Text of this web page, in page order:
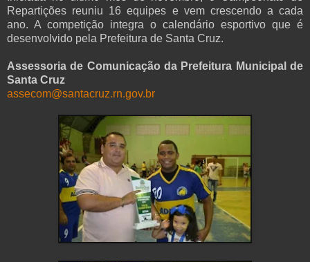
Repartições reuniu 16 equipes e vem crescendo a cada
ano. A competição integra o calendário esportivo que é
desenvolvido pela Prefeitura de Santa Cruz.
Assessoria de Comunicação da Prefeitura Municipal de
Santa Cruz
assecom@santacruz.rn.gov.br